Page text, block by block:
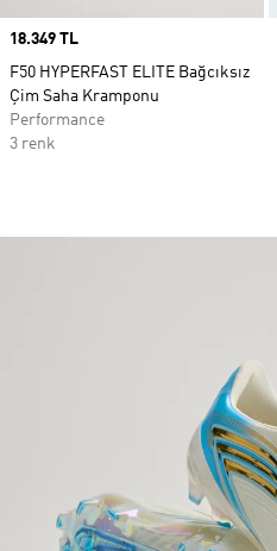
Price
18.349 TL
F50 HYPERFAST ELITE Bağcıksız
Çim Saha Kramponu
Performance
3 renk